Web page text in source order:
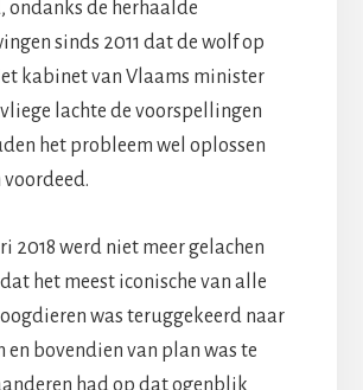
ondanks de herhaalde
sinds 2011 dat de wolf op
kabinet van Vlaams minister
lachte de voorspellingen
het probleem wel oplossen
voordeed.
2018 werd niet meer gelachen
het meest iconische van alle
was teruggekeerd naar
en bovendien van plan was te
had op dat ogenblik